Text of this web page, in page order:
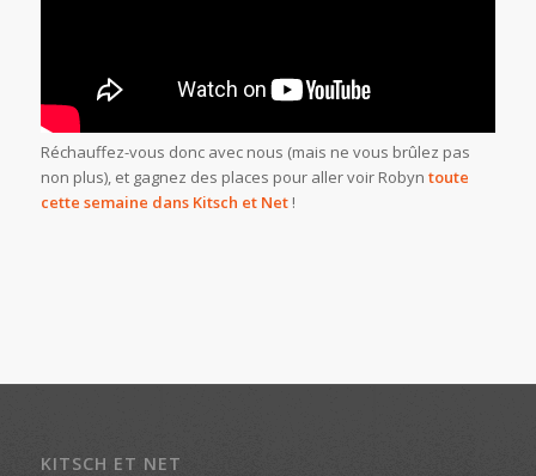
Réchauffez-vous donc avec nous (mais ne vous brûlez pas
non plus), et gagnez des places pour aller voir Robyn toute
cette semaine dans Kitsch et Net !
KITSCH ET NET